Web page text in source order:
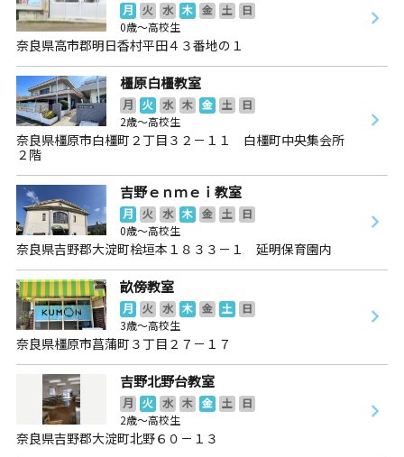
月 火 水 木 金 土
日
0歳～高校生
奈良県高市郡明日香村平田４３番地の１
橿原白橿教室
月 火 水 木 金 土
日
2歳～高校生
奈良県橿原市白橿町２丁目３２－１１ 白橿町中央集会所
２階
吉野ｅｎｍｅｉ教室
月 火 水 木 金 土
日
0歳～高校生
奈良県吉野郡大淀町桧垣本１８３３－１ 延明保育園内
畝傍教室
月 火 水 木 金 土
日
3歳～高校生
奈良県橿原市菖蒲町３丁目２７－１７
吉野北野台教室
月 火 水 木 金 土
日
2歳～高校生
奈良県吉野郡大淀町北野６０－１３